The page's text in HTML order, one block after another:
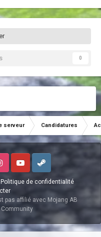
0
serveur Candidatures
Politique de confidentialité
YoutubeSteam
pas affilié avec Mojang AB
Community